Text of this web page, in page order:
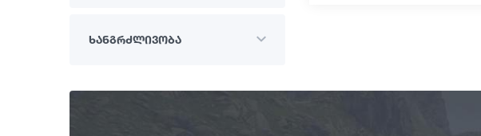
ხანგრძლივობა